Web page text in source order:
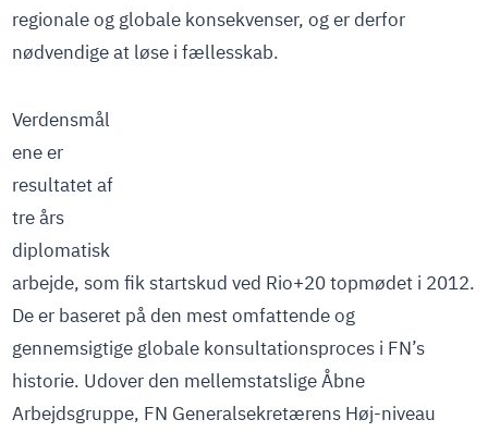
regionale og globale konsekvenser, og er derfor
nødvendige at løse i fællesskab.
Verdensmål
ene er
resultatet af
tre års
diplomatisk
arbejde, som fik startskud ved Rio+20 topmødet i 2012.
De er baseret på den mest omfattende og
gennemsigtige globale konsultationsproces i FN’s
historie. Udover den mellemstatslige Åbne
Arbejdsgruppe, FN Generalsekretærens Høj-niveau